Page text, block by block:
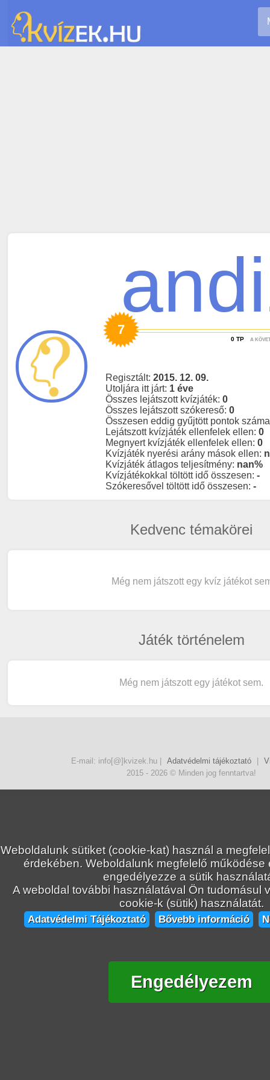
7
0TP A
Regisztált: 2015. 12. 09.
Utoljára itt járt: 1 éve
Összes lejátszott kvízjáték: 0
Összes lejátszott szókereső: 0
Összesen eddig gyűjtött pontok
Lejátszott kvízjáték ellenfelek ellen: 0
Megnyert kvízjáték ellenfelek ellen: 0
Kvízjáték nyerési arány mások ellen:
Kvízjáték átlagos teljesítmény: nan%
Kvízjátékokkal töltött idő összesen: -
Szókeresővel töltött idő összesen: -
Kedvenc témakörei
Még nem játszott egy kvíz játékot
Játék történelem
Még nem játszott egy játékot sem.
Weboldalunk sütiket (cookie-kat) használ a
érdekében. Weboldalunk megfelelő működése
engedélyezze a sütik
A weboldal további használatával Ön tudomásul
cookie-k (sütik) használatát.
Adatvédelmi Tájékoztató Bővebb információ
Engedélyezem
E-mail: info[@]kvizek.hu | Adatvédelmi tájékoztató
2015 - 2026 © Minden jog fenntartva!